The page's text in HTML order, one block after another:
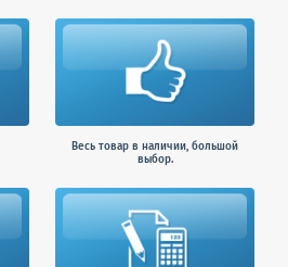
Весь товар в наличии, большой
выбор.